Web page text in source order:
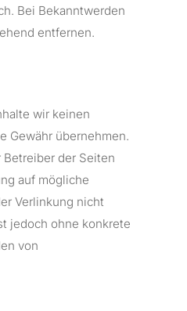
Bei Bekanntwerden
entfernen.
wir keinen
Gewähr übernehmen.
der Seiten
auf mögliche
Verlinkung nicht
jedoch ohne konkrete
von